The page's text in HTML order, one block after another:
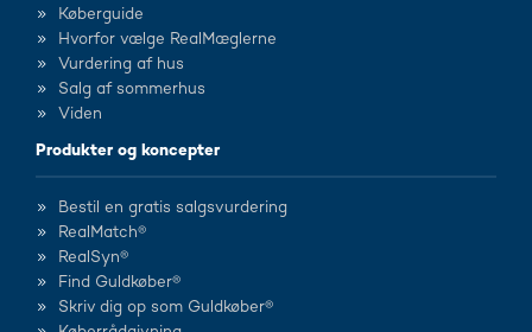
Køberguide
Hvorfor vælge RealMæglerne
Vurdering af hus
Salg af sommerhus
Viden
Produkter og koncepter
Bestil en gratis salgsvurdering
RealMatch®
RealSyn®
Find Guldkøber®
Skriv dig op som Guldkøber®